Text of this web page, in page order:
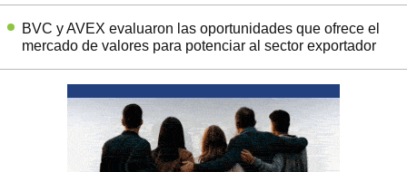
BVC y AVEX evaluaron las oportunidades que ofrece el
mercado de valores para potenciar al sector exportador